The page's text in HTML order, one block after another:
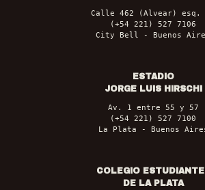
Calle 462 (Alvear) esq.
(+54 221) 527 7106
City Bell - Buenos
ESTADIO
JORGE LUIS HIRSCHI
Av. 1 entre 55 y 57
(+54 221) 527 7100
La Plata - Buenos
COLEGIO
DE LA PLATA